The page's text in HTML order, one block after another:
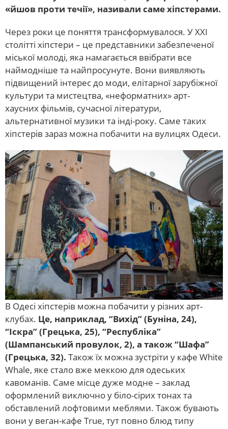
«йшов проти течії», називали саме хіпстерами.
Через роки це поняття трансформувалося. У ХХІ
столітті хіпстери – це представники забезпеченої
міської молоді, яка намагається ввібрати все
наймодніше та найпросунуте. Вони виявляють
підвищений інтерес до моди, елітарної зарубіжної
культури та мистецтва, «неформатних» арт-
хаусних фільмів, сучасної літератури,
альтернативної музики та інді-року. Саме таких
хіпстерів зараз можна побачити на вулицях Одеси.
В Одесі хіпстерів можна побачити у різних арт-
клубах. Це, наприклад, “Вихід” (Буніна, 24),
“Іскра” (Грецька, 25), “Республіка”
(Шампанський провулок, 2), а також “Шафа”
(Грецька, 32). Також їх можна зустріти у кафе White
Whale, яке стало вже меккою для одеських
кавоманів. Саме місце дуже модне – заклад
оформлений виключно у біло-сірих тонах та
обставлений лофтовими меблями. Також бувають
вони у веган-кафе True, тут повно блюд типу